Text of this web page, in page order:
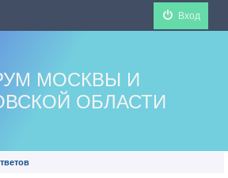
Вход
МОСКВЫ И
ОБЛАСТИ